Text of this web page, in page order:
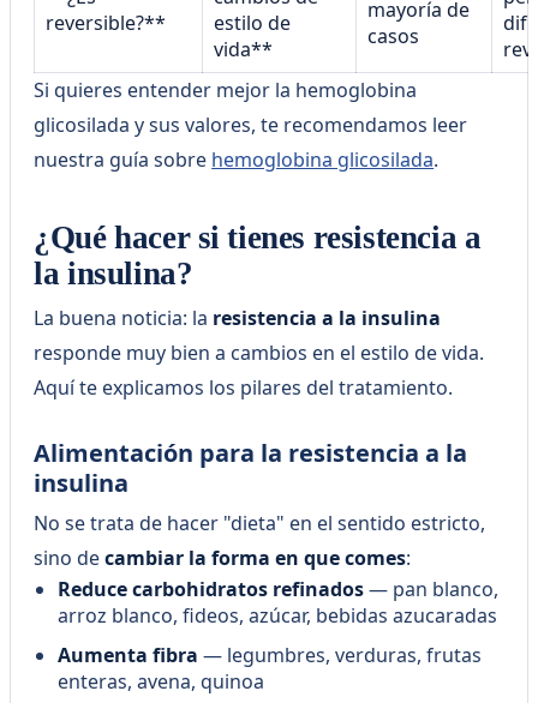
reversible?**
estilo de
vida**
mayoría de
casos
Si quieres entender mejor la hemoglobina
glicosilada y sus valores, te recomendamos leer
nuestra guía sobre hemoglobina glicosilada.
¿Qué hacer si tienes resistencia a
la insulina?
La buena noticia: la resistencia a la insulina
responde muy bien a cambios en el estilo de vida.
Aquí te explicamos los pilares del tratamiento.
Alimentación para la resistencia a la
insulina
No se trata de hacer "dieta" en el sentido estricto,
sino decambiar la forma en que comes:
Reduce carbohidratos refinados— pan blanco,
arroz blanco, fideos, azúcar, bebidas azucaradas
Aumenta fibra — legumbres, verduras, frutas
enteras, avena, quinoa